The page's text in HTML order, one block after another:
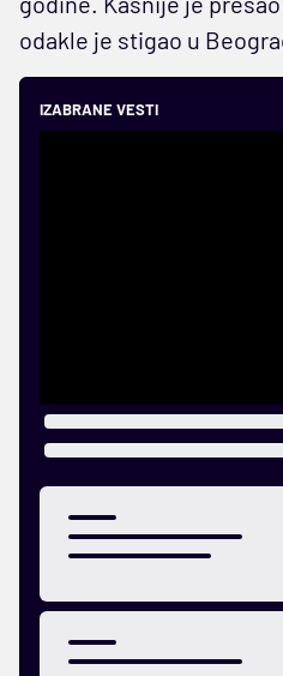
odakle je stigao u
IZABRANE VESTI